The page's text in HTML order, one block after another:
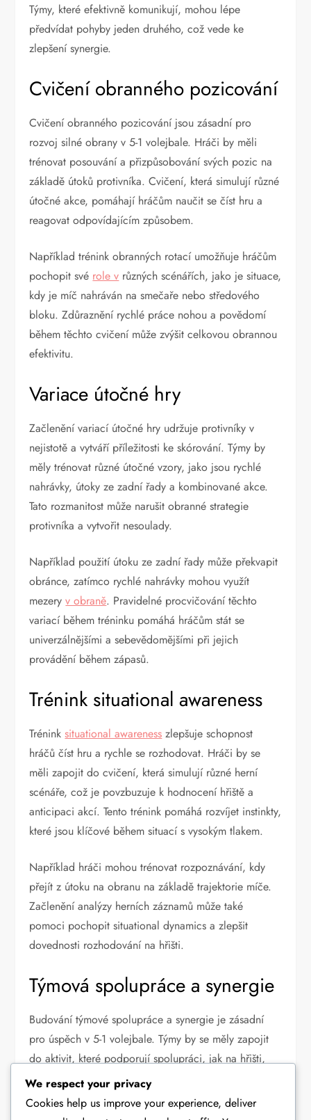
Týmy, které efektivně komunikují, mohou lépe
předvídat pohyby jeden druhého, což vede ke
zlepšení synergie.
Cvičení obranného pozicování
Cvičení obranného pozicování jsou zásadní pro
rozvoj silné obrany v 5-1 volejbale. Hráči by měli
trénovat posouvání a přizpůsobování svých pozic na
základě útoků protivníka. Cvičení, která simulují různé
útočné akce, pomáhají hráčům naučit se číst hru a
reagovat odpovídajícím způsobem.
Například trénink obranných rotací umožňuje hráčům
pochopit své role v různých scénářích, jako je situace,
kdy je míč nahráván na smečaře nebo středového
bloku. Zdůraznění rychlé práce nohou a povědomí
během těchto cvičení může zvýšit celkovou obrannou
efektivitu.
Variace útočné hry
Začlenění variací útočné hry udržuje protivníky v
nejistotě a vytváří příležitosti ke skórování. Týmy by
měly trénovat různé útočné vzory, jako jsou rychlé
nahrávky, útoky ze zadní řady a kombinované akce.
Tato rozmanitost může narušit obranné strategie
protivníka a vytvořit nesoulady.
Například použití útoku ze zadní řady může překvapit
obránce, zatímco rychlé nahrávky mohou využít
mezeryv obraně. Pravidelné procvičování těchto
variací během tréninku pomáhá hráčům stát se
univerzálnějšími a sebevědomějšími při jejich
provádění během zápasů.
Trénink situational awareness
Tréninksituational awareness zlepšuje schopnost
hráčů číst hru a rychle se rozhodovat. Hráči by se
měli zapojit do cvičení, která simulují různé herní
scénáře, což je povzbuzuje k hodnocení hřiště a
anticipaci akcí. Tento trénink pomáhá rozvíjet instinkty,
které jsou klíčové během situací s vysokým tlakem.
Například hráči mohou trénovat rozpoznávání, kdy
přejít z útoku na obranu na základě trajektorie míče.
Začlenění analýzy herních záznamů může také
pomoci pochopit situational dynamics a zlepšit
dovednosti rozhodování na hřišti.
Týmová spolupráce a synergie
Budování týmové spolupráce a synergie je zásadní
pro úspěch v 5-1 volejbale. Týmy by se měly zapojit
do aktivit, které podporují spolupráci, jak na hřišti,
tak mimo něj. Pravidelná cvičení pro budování týmu
mohou posílit vztahy a zlepšit komunikaci mezi hráči.
We respect your privacy
Cookies help us improve your experience, deliver